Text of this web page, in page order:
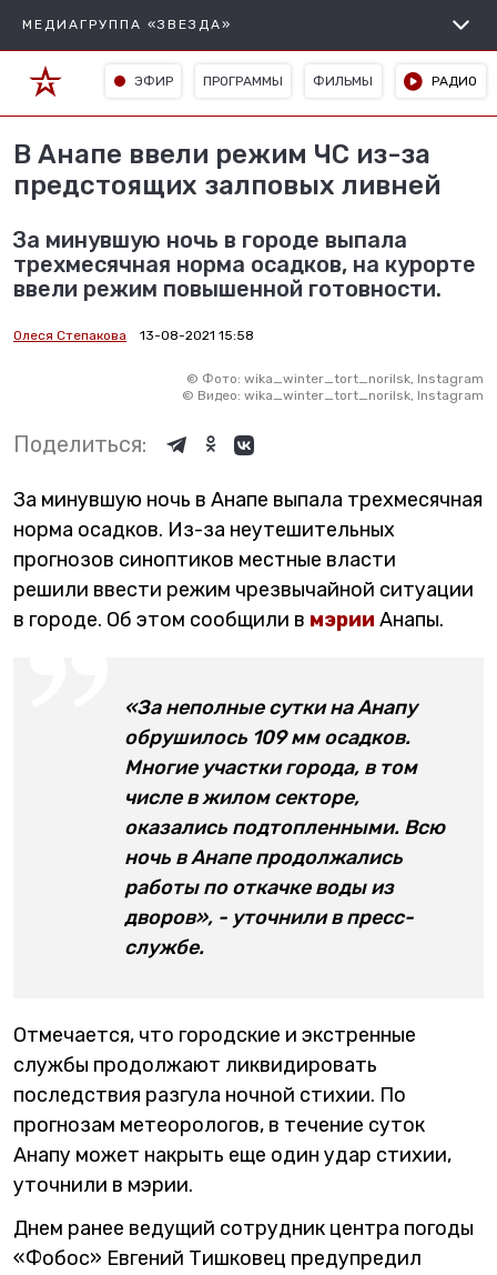
МЕДИАГРУППА «ЗВЕЗДА»
ЭФИР ПРОГРАММЫ ФИЛЬМЫ РАДИО
В Анапе ввели режим ЧС из-за
предстоящих залповых ливней
За минувшую ночь в городе выпала
трехмесячная норма осадков, на курорте
ввели режим повышенной готовности.
Олеся Степакова 13-08-2021 15:58
© Фото: wika_winter_tort_norilsk, Instagram
© Видео: wika_winter_tort_norilsk, Instagram
Поделиться:
За минувшую ночь в Анапе выпала трехмесячная
норма осадков. Из-за неутешительных
прогнозов синоптиков местные власти
решили ввести режим чрезвычайной ситуации
в городе. Об этом сообщили в мэрии Анапы.
«За неполные сутки на Анапу
обрушилось 109 мм осадков.
Многие участки города, в том
числе в жилом секторе,
оказались подтопленными. Всю
ночь в Анапе продолжались
работы по откачке воды из
дворов», - уточнили в пресс-
службе.
Отмечается, что городские и экстренные
службы продолжают ликвидировать
последствия разгула ночной стихии. По
прогнозам метеорологов, в течение суток
Анапу может накрыть еще один удар стихии,
уточнили в мэрии.
Днем ранее ведущий сотрудник центра погоды
«Фобос» Евгений Тишковец предупредил